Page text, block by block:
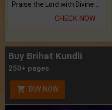
Praise the Lord with Divine Energies of Mala.
CHECK NOW
Buy Brihat Kundli
250+ pages
BUY NOW